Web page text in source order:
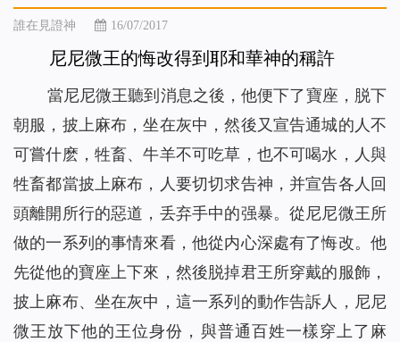
誰在見證神 16/07/2017
尼尼微王的悔改得到耶和華神的稱許
當尼尼微王聽到消息之後，他便下了寶座，脱下
朝服，披上麻布，坐在灰中，然後又宣告通城的人不
可嘗什麽，牲畜、牛羊不可吃草，也不可喝水，人與
牲畜都當披上麻布，人要切切求告神，并宣告各人回
頭離開所行的惡道，丢弃手中的强暴。從尼尼微王所
做的一系列的事情來看，他從内心深處有了悔改。他
先從他的寶座上下來，然後脱掉君王所穿戴的服飾，
披上麻布、坐在灰中，這一系列的動作告訴人，尼尼
微王放下他的王位身份，與普通百姓一樣穿上了麻